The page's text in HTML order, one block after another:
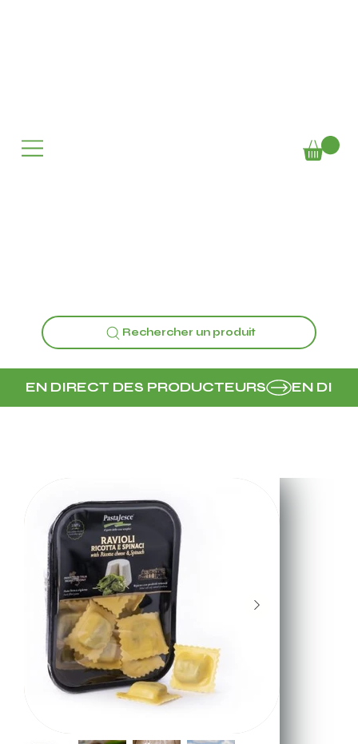
Rechercher un produit
EN DIRECT DES PRODUCTEURS